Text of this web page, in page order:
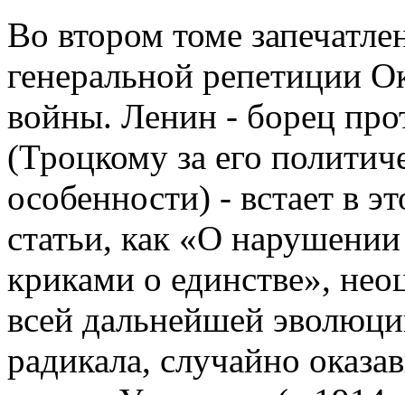
Во втором томе
генеральной репетиции
войны. Ленин - борец
(Троцкому за его
особенности) - встает в
статьи, как «О
криками о единстве»,
всей дальнейшей
радикала, случайно